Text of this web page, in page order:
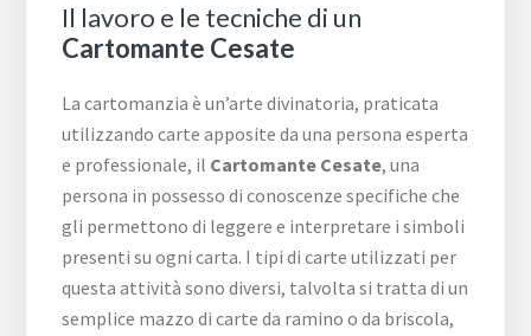
Il lavoro e le tecniche di un
Cartomante Cesate
La cartomanzia è un’arte divinatoria, praticata
utilizzando carte apposite da una persona esperta
e professionale, il Cartomante Cesate, una
persona in possesso di conoscenze specifiche che
gli permettono di leggere e interpretare i simboli
presenti su ogni carta. I tipi di carte utilizzati per
questa attività sono diversi, talvolta si tratta di un
semplice mazzo di carte da ramino o da briscola,